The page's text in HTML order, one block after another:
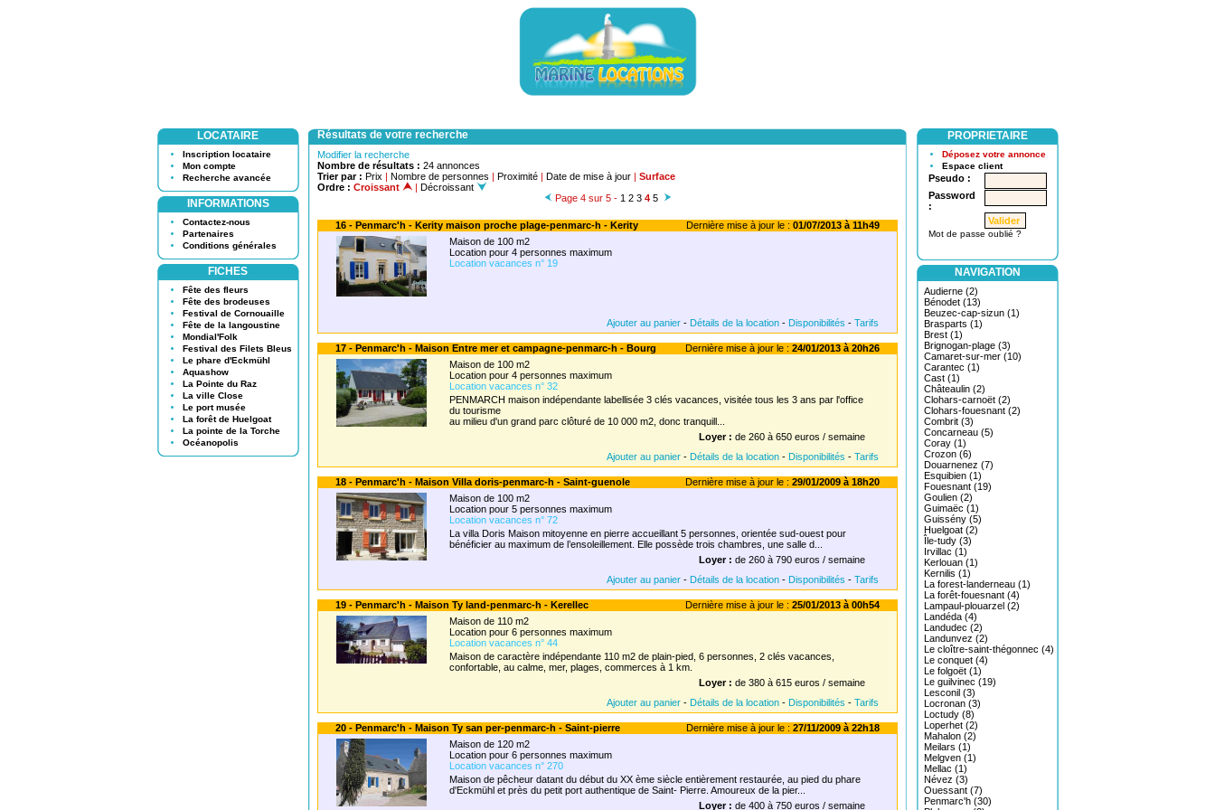
LOCATAIRE
Inscription locataire
Mon compte
Recherche avancée
INFORMATIONS
Contactez-nous
Partenaires
Conditions générales
FICHES
Fête des fleurs
Fête des brodeuses
Festival de Cornouaille
Fête de la langoustine
Mondial'Folk
Festival des Filets Bleus
Le phare d'Eckmühl
Aquashow
La Pointe du Raz
La ville Close
Le port musée
La forêt de Huelgoat
La pointe de la Torche
Océanopolis
Résultats de votre recherche
Modifier la recherche
Nombre de résultats : 24 annonces
Trier par : Prix | Nombre de personnes | Proximité | Date de mise à jour | Surface
Ordre : Croissant | Décroissant
Page 4 sur 5 - 1 2 3 4 5
16 - Penmarc'h - Kerity maison proche plage-penmarc-h - Kerity Dernière mise à jour le : 01/07/2013 à 11h49
Maison de 100 m2
Location pour 4 personnes maximum
Location vacances n° 19
Ajouter au panier - Détails de la location - Disponibilités - Tarifs
17 - Penmarc'h - Maison Entre mer et campagne-penmarc-h - Bourg Dernière mise à jour le : 24/01/2013 à 20h26
Maison de 100 m2
Location pour 4 personnes maximum
Location vacances n° 32
PENMARCH maison indépendante labellisée 3 clés vacances, visitée tous les 3 ans par l'office
du tourisme
au milieu d'un grand parc clôturé de 10 000 m2, donc tranquill...
Loyer : de 260 à 650 euros / semaine
Ajouter au panier - Détails de la location - Disponibilités - Tarifs
18 - Penmarc'h - Maison Villa doris-penmarc-h - Saint-guenole Dernière mise à jour le : 29/01/2009 à 18h20
Maison de 100 m2
Location pour 5 personnes maximum
Location vacances n° 72
La villa Doris Maison mitoyenne en pierre accueillant 5 personnes, orientée sud-ouest pour
bénéficier au maximum de l’ensoleillement. Elle possède trois chambres, une salle d...
Loyer : de 260 à 790 euros / semaine
Ajouter au panier - Détails de la location - Disponibilités - Tarifs
19 - Penmarc'h - Maison Ty land-penmarc-h - Kerellec Dernière mise à jour le : 25/01/2013 à 00h54
Maison de 110 m2
Location pour 6 personnes maximum
Location vacances n° 44
Maison de caractère indépendante 110 m2 de plain-pied, 6 personnes, 2 clés vacances,
confortable, au calme, mer, plages, commerces à 1 km.
Loyer : de 380 à 615 euros / semaine
Ajouter au panier - Détails de la location - Disponibilités - Tarifs
20 - Penmarc'h - Maison Ty san per-penmarc-h - Saint-pierre Dernière mise à jour le : 27/11/2009 à 22h18
Maison de 120 m2
Location pour 6 personnes maximum
Location vacances n° 270
Maison de pêcheur datant du début du XX ème siècle entièrement restaurée, au pied du phare
d'Eckmühl et près du petit port authentique de Saint- Pierre. Amoureux de la pier...
Loyer : de 400 à 750 euros / semaine
PROPRIETAIRE
Déposez votre annonce
Espace client
Pseudo :
Password
:
Mot de passe oublié ?
NAVIGATION
Audierne (2)
Bénodet (13)
Beuzec-cap-sizun (1)
Brasparts (1)
Brest (1)
Brignogan-plage (3)
Camaret-sur-mer (10)
Carantec (1)
Cast (1)
Châteaulin (2)
Clohars-carnoët (2)
Clohars-fouesnant (2)
Combrit (3)
Concarneau (5)
Coray (1)
Crozon (6)
Douarnenez (7)
Esquibien (1)
Fouesnant (19)
Goulien (2)
Guimaëc (1)
Guissény (5)
Huelgoat (2)
Île-tudy (3)
Irvillac (1)
Kerlouan (1)
Kernilis (1)
La forest-landerneau (1)
La forêt-fouesnant (4)
Lampaul-plouarzel (2)
Landéda (4)
Landudec (2)
Landunvez (2)
Le cloître-saint-thégonnec (4)
Le conquet (4)
Le folgoët (1)
Le guilvinec (19)
Lesconil (3)
Locronan (3)
Loctudy (8)
Loperhet (2)
Mahalon (2)
Meilars (1)
Melgven (1)
Mellac (1)
Névez (3)
Ouessant (7)
Penmarc'h (30)